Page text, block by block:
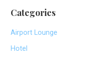
Categories
Airport Lounge
Hotel